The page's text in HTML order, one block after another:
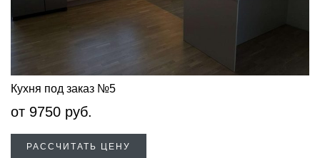
Кухня под заказ №5
от 9750 руб.
РАССЧИТАТЬ ЦЕНУ